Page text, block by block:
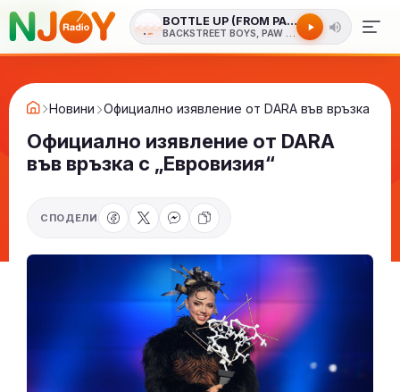
BOTTLE UP (FROM PAW PATROL THE
BACKSTREET BOYS, PAW PATROL
Новини Официално изявление от DARA във връзка с
Официално изявление от DARA
във връзка с „Евровизия“
СПОДЕЛИ